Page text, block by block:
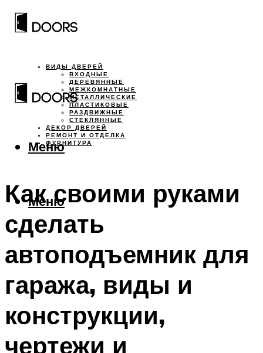
ВИДЫ ДВЕРЕЙ
ВХОДНЫЕ
ДЕРЕВЯННЫЕ
МЕЖКОМНАТНЫЕ
МЕТАЛЛИЧЕСКИЕ
ПЛАСТИКОВЫЕ
РАЗДВИЖНЫЕ
СТЕКЛЯННЫЕ
ДЕКОР ДВЕРЕЙ
РЕМОНТ И ОТДЕЛКА
ФУРНИТУРА
Меню
Меню
Как своими руками
сделать
автоподъемник для
гаража, виды и
конструкции,
чертежи и